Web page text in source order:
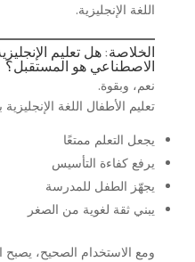
اللغة الإنجليزية.
الخلاصة: هل تعليم
الاصطناعي هو المستقبل؟
نعم، وبقوة.
تعليم الأطفال اللغة
يجعل التعلم ممتعًا
يرفع كفاءة التأسيس
يجهّز الطفل للمدرسة
يبني ثقة لغوية من الصغر
ومع الاستخدام الصحيح، يصبح